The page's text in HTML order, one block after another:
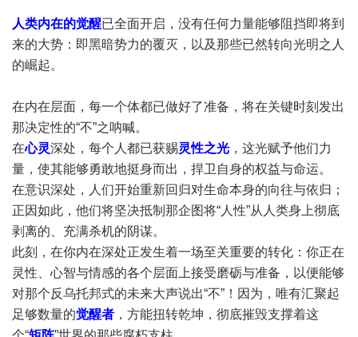
人类内在的觉醒已全面开启，没有任何力量能够阻挡即将到
来的大势：即黑暗势力的覆灭，以及那些已然转向光明之人
的崛起。
在内在层面，每一个体都已做好了准备，将在关键时刻发出
那决定性的“不”之呐喊。
在心灵深处，每个人都已获赐灵性之光 ，这光赋予他们力
量，使其能够勇敢地挺身而出，捍卫自身的权益与命运。
在意识深处，人们开始重新回归对生命本身的向往与依归；
正因如此，他们将坚决抵制那企图将“人性”从人类身上彻底
剥离的、充满杀机的阴谋。
此刻，在你内在深处正发生着一场至关重要的转化：你正在
灵性、心智与情感的各个层面上接受磨砺与准备，以便能够
对那个反乌托邦式的未来大声说出“不”！因为，唯有汇聚起
足够数量的觉醒者 ，方能扭转乾坤，彻底摧毁支撑着这